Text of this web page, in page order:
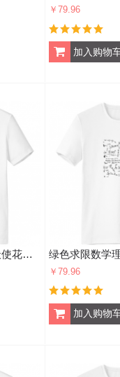
￥79.96
巴洛克艺术黑白怪兽天使花现代图案 男女白色短袖T恤创意纪念衫个性T恤衫礼物
￥79.96